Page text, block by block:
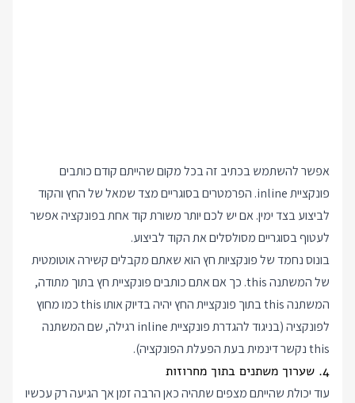
אפשר להשתמש בכתיב זה בכל מקום שהייתם קודם כותבים
פונקציית inline. הפרמטרים בסוגריים מצד שמאל של החץ והקוד
לביצוע בצד ימין. אם יש לכם יותר משורת קוד אחת בפונקציה אפשר
לעטוף בסוגריים מסולסלים את הקוד לביצוע.
בונוס נחמד של פונקציות חץ הוא שאתם מקבלים קשירה אוטומטית
של המשתנה this. כך אם אתם כותבים פונקציית חץ בתוך מתודה,
המשתנה this בתוך פונקציית החץ יהיה בדיוק אותו this כמו מחוץ
לפונקציה (בניגוד להגדרת פונקציית inline רגילה, שם המשתנה
this נקשר דינמית בעת הפעלת הפונקציה).
4. שערוך משתנים בתוך מחרוזות
עוד יכולת שהייתם מצפים שתהיה כאן הרבה זמן אך הגיעה רק עכשיו